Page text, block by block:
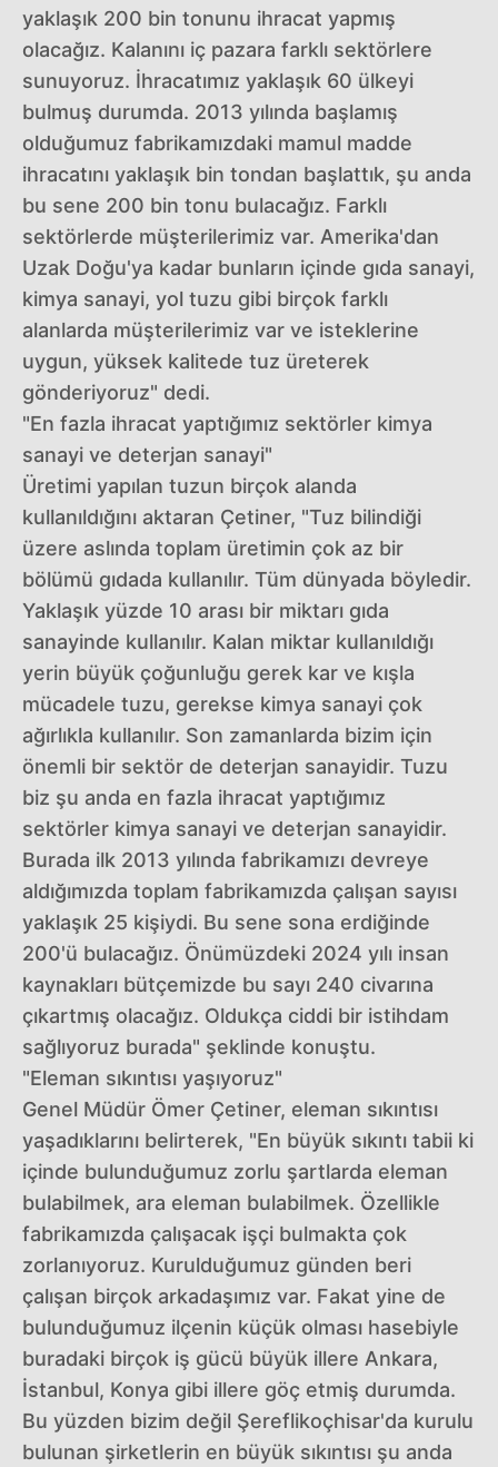
yaklaşık 200 bin tonunu ihracat yapmış
olacağız. Kalanını iç pazara farklı sektörlere
sunuyoruz. İhracatımız yaklaşık 60 ülkeyi
bulmuş durumda. 2013 yılında başlamış
olduğumuz fabrikamızdaki mamul madde
ihracatını yaklaşık bin tondan başlattık, şu anda
bu sene 200 bin tonu bulacağız. Farklı
sektörlerde müşterilerimiz var. Amerika'dan
Uzak Doğu'ya kadar bunların içinde gıda sanayi,
kimya sanayi, yol tuzu gibi birçok farklı
alanlarda müşterilerimiz var ve isteklerine
uygun, yüksek kalitede tuz üreterek
gönderiyoruz" dedi.
"En fazla ihracat yaptığımız sektörler kimya
sanayi ve deterjan sanayi"
Üretimi yapılan tuzun birçok alanda
kullanıldığını aktaran Çetiner, "Tuz bilindiği
üzere aslında toplam üretimin çok az bir
bölümü gıdada kullanılır. Tüm dünyada böyledir.
Yaklaşık yüzde 10 arası bir miktarı gıda
sanayinde kullanılır. Kalan miktar kullanıldığı
yerin büyük çoğunluğu gerek kar ve kışla
mücadele tuzu, gerekse kimya sanayi çok
ağırlıkla kullanılır. Son zamanlarda bizim için
önemli bir sektör de deterjan sanayidir. Tuzu
biz şu anda en fazla ihracat yaptığımız
sektörler kimya sanayi ve deterjan sanayidir.
Burada ilk 2013 yılında fabrikamızı devreye
aldığımızda toplam fabrikamızda çalışan sayısı
yaklaşık 25 kişiydi. Bu sene sona erdiğinde
200'ü bulacağız. Önümüzdeki 2024 yılı insan
kaynakları bütçemizde bu sayı 240 civarına
çıkartmış olacağız. Oldukça ciddi bir istihdam
sağlıyoruz burada" şeklinde konuştu.
"Eleman sıkıntısı yaşıyoruz"
Genel Müdür Ömer Çetiner, eleman sıkıntısı
yaşadıklarını belirterek, "En büyük sıkıntı tabii ki
içinde bulunduğumuz zorlu şartlarda eleman
bulabilmek, ara eleman bulabilmek. Özellikle
fabrikamızda çalışacak işçi bulmakta çok
zorlanıyoruz. Kurulduğumuz günden beri
çalışan birçok arkadaşımız var. Fakat yine de
bulunduğumuz ilçenin küçük olması hasebiyle
buradaki birçok iş gücü büyük illere Ankara,
İstanbul, Konya gibi illere göç etmiş durumda.
Bu yüzden bizim değil Şereflikoçhisar'da kurulu
bulunan şirketlerin en büyük sıkıntısı şu anda